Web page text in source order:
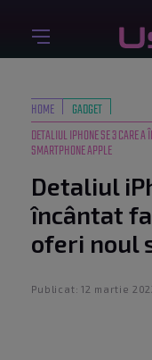
HOME
GADGET
DETALIUL IPHONE SE 3 CARE A
SMARTPHONE APPLE
Detaliul
încântat
oferi noul
Publicat: 12 martie